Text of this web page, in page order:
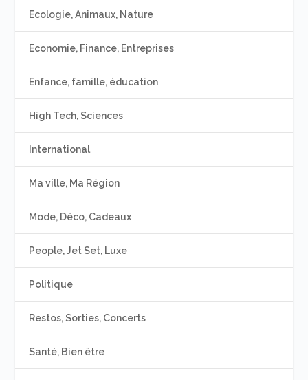
Ecologie, Animaux, Nature
Economie, Finance, Entreprises
Enfance, famille, éducation
High Tech, Sciences
International
Ma ville, Ma Région
Mode, Déco, Cadeaux
People, Jet Set, Luxe
Politique
Restos, Sorties, Concerts
Santé, Bien être